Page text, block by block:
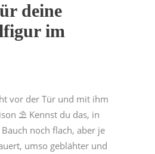
deine
im
vor der Tür und mit ihm
⛱️ Kennst du das, in
noch flach, aber je
umso geblähter und